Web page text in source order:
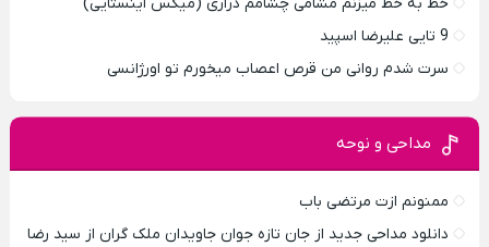
خط به خط میزنم مشامی چشامم دراری (میکس اینستایی)
9 تایی علیرضا اسپید
سرت شدم روانی من قرص اعصاب میخورم تو اورژانسی
مداحی و نوحه
ممنونم ازت مرتضی باب
دانلود مداحی جدید از جان تازه جوان جاویدان ملک گران از سید رضا